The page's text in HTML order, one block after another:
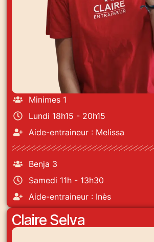
Minimes 1
Lundi 18h15 - 20h15
Aide-entraineur : Melissa
Benja 3
Samedi 11h - 13h30
Aide-entraineur : Inès
Claire Selva